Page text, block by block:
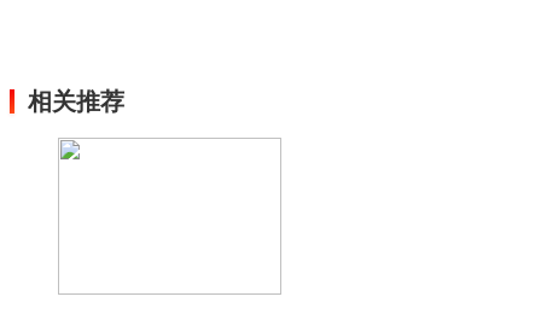
相关推荐